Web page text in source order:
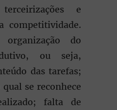
e
competitividade.
do
ou seja,
das tarefas;
se reconhece
falta de